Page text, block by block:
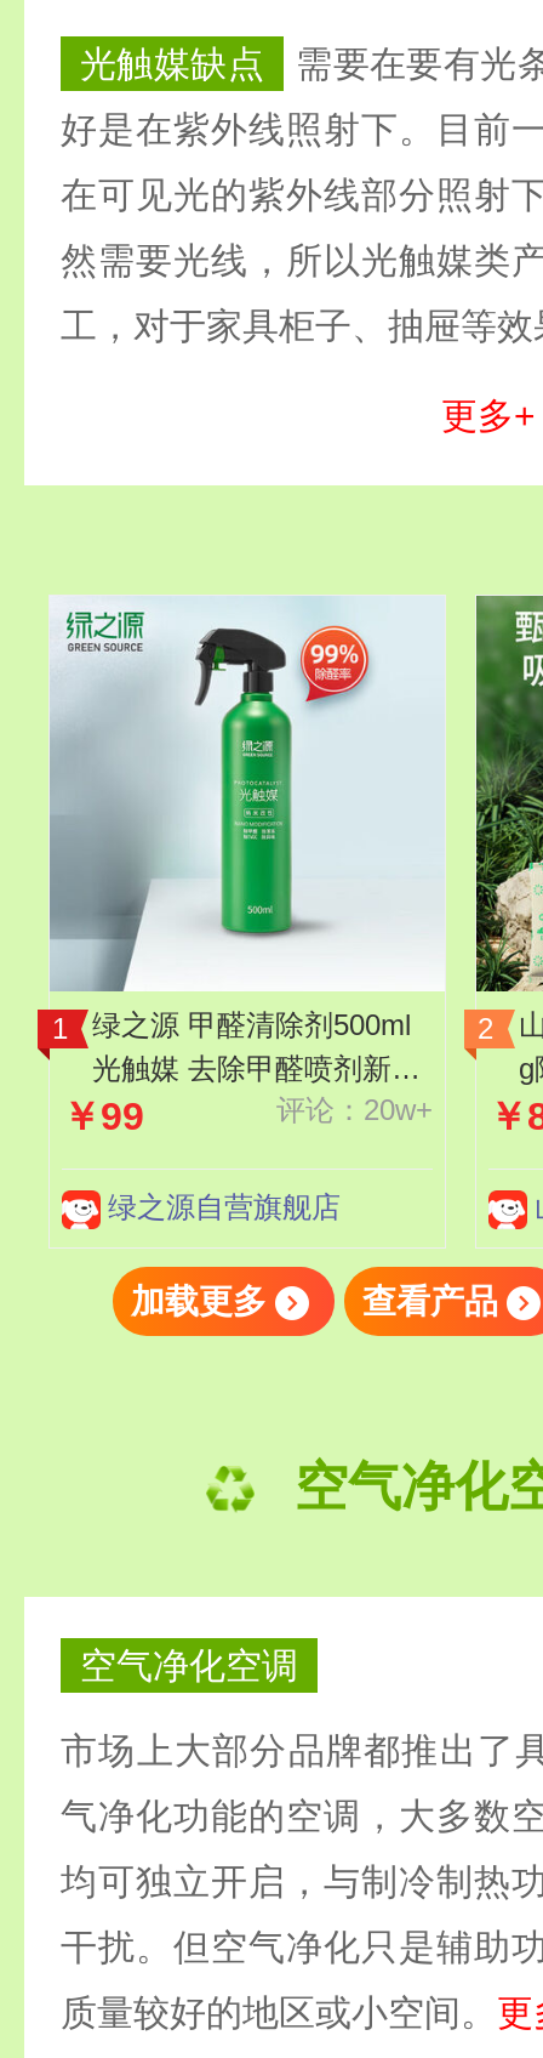
光触媒缺点
需要在要有光
好是在紫外线照射下。目前
在可见光的紫外线部分照射
然需要光线，所以光触媒类
工，对于家具柜子、抽屉等
更多+
绿之源 甲醛清除剂500ml
光触媒 去除甲醛喷剂新房
家用车用抗细菌除异味
￥99 评论：20w+
绿之源自营旗舰店
g
￥
加载更多 查看产品
空气净化
空气净化空调
市场上大部分品牌都推出了
气净化功能的空调，大多数
均可独立开启，与制冷制热
干扰。但空气净化只是辅助
质量较好的地区或小空间。 更